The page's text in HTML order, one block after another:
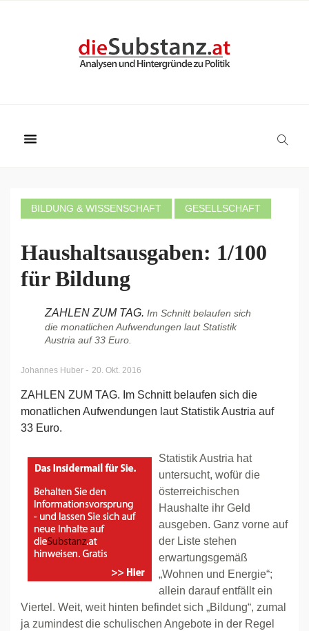
BILDUNG & WISSENSCHAFT GESELLSCHAFT
Haushaltsausgaben: 1/100
für Bildung
ZAHLEN ZUM TAG. Im Schnitt belaufen sich
die monatlichen Aufwendungen laut Statistik
Austria auf 33 Euro.
Johannes Huber - 20. Okt. 2016
ZAHLEN ZUM TAG. Im Schnitt belaufen sich die
monatlichen Aufwendungen laut Statistik Austria auf
33 Euro.
Statistik Austria hat
untersucht, wofür die
österreichischen
Haushalte ihr Geld
ausgeben. Ganz vorne auf
der Liste stehen
erwartungsgemäß
„Wohnen und Energie“;
allein darauf entfällt ein
Viertel. Weit, weit hinten befindet sich „Bildung“, zumal
ja zumindest die schulischen Angebote in der Regel